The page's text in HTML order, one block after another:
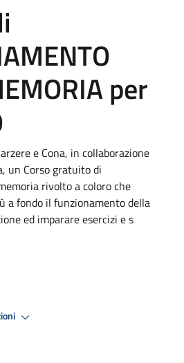
per
e Cona, in collaborazione
un Corso gratuito di
rivolto a coloro che
a fondo il funzionamento della
ed imparare esercizi e s